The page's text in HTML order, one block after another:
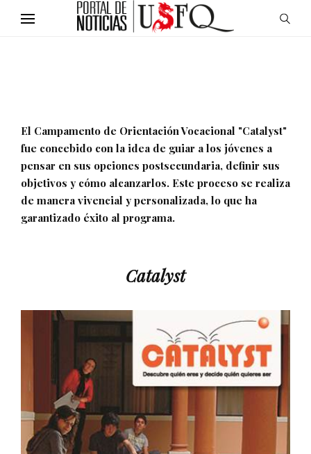
El Campamento de Orientación Vocacional "Catalyst"
fue concebido con la idea de guiar a los jóvenes a
pensar en sus opciones postsecundaria, definir sus
objetivos y cómo alcanzarlos. Este proceso se realiza
de manera vivencial y personalizada, lo que ha
garantizado éxito al programa.
Catalyst